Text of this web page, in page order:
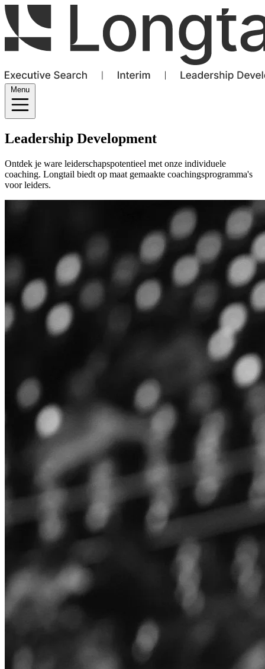
Menu
Leadership Development
Ontdek je ware leiderschapspotentieel met onze individuele
coaching. Longtail biedt op maat gemaakte coachingsprogramma's
voor leiders.